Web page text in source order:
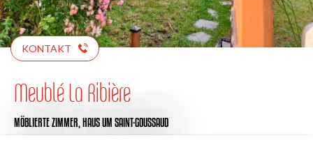
KONTAKT
Meublé La Ribière
MÖBLIERTE ZIMMER, HAUSUM SAINT-GOUSSAUD